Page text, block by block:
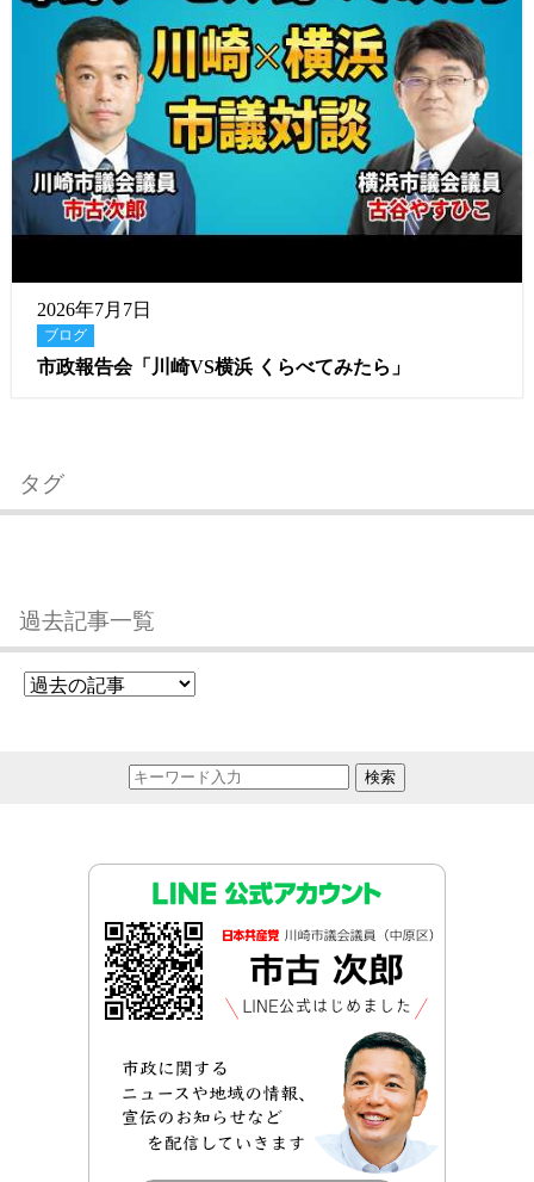
2026年7月7日
ブログ
市政報告会「川崎VS横浜 くらべてみたら」
タグ
過去記事一覧